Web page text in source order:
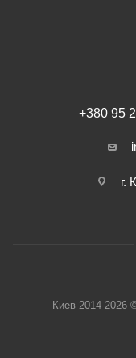
+380 95
г.
Киев 2014-2026